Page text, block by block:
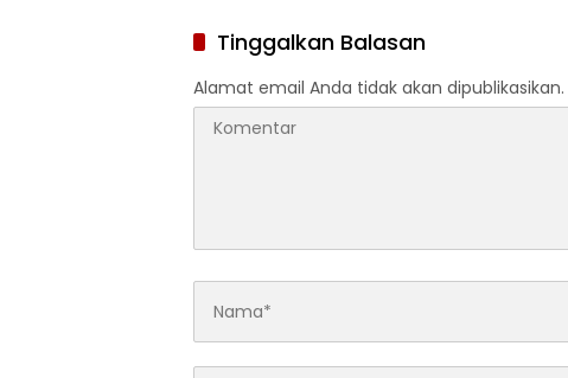
TKPTinggalkan Balasan
Alamat email Anda tidak akan dipublikasikan.